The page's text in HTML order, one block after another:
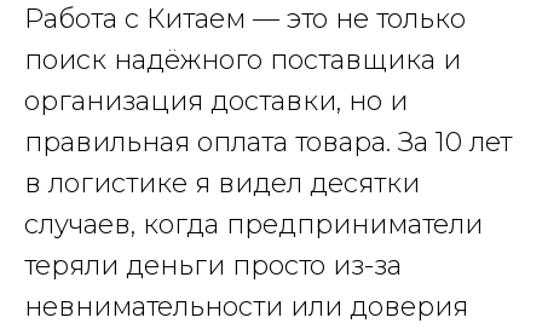
Работа с Китаем — это не только
поиск надёжного поставщика и
организация доставки, но и
правильная оплата товара. За 10 лет
в логистике я видел десятки
случаев, когда предприниматели
теряли деньги просто из-за
невнимательности или доверия